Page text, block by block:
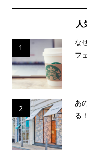
人
1
な
フ
2
あ
る